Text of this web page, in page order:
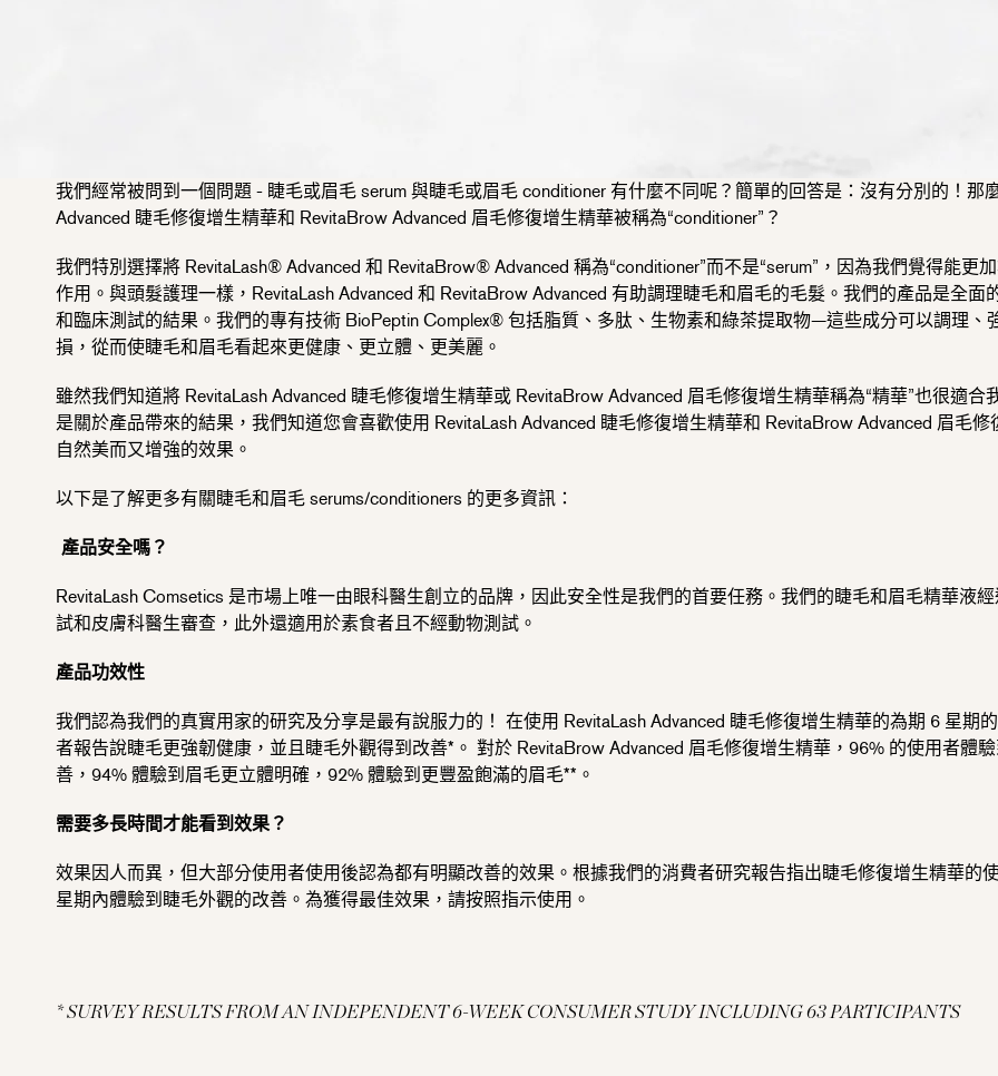
我們經常被問到一個問題 - 睫毛或眉毛 serum 與睫毛或眉毛 conditioner 有什麼不同呢？簡單的回答是：沒有分別的！那
Advanced 睫毛修復增生精華和 RevitaBrow Advanced 眉毛修復增生精華被稱為“conditioner”？
我們特別選擇將 RevitaLash® Advanced 和 RevitaBrow® Advanced 稱為“conditioner”而不是“serum”，因為我們覺得能更
作用。與頭髮護理一樣，RevitaLash Advanced 和 RevitaBrow Advanced 有助調理睫毛和眉毛的毛髮。我們的產品是全面
和臨床測試的結果。我們的專有技術 BioPeptin Complex® 包括脂質、多肽、生物素和綠茶提取物—這些成分可以調理、
損，從而使睫毛和眉毛看起來更健康、更立體、更美麗。
雖然我們知道將 RevitaLash Advanced 睫毛修復增生精華或 RevitaBrow Advanced 眉毛修復增生精華稱為“精華”也很適合
是關於產品帶來的結果，我們知道您會喜歡使用 RevitaLash Advanced 睫毛修復增生精華和 RevitaBrow Advanced 眉毛修
自然美而又增強的效果。
以下是了解更多有關睫毛和眉毛 serums/conditioners 的更多資訊：
產品安全嗎？
RevitaLash Comsetics 是市場上唯一由眼科醫生創立的品牌，因此安全性是我們的首要任務。我們的睫毛和眉毛精華液
試和皮膚科醫生審查，此外還適用於素食者且不經動物測試。
產品功效性
我們認為我們的真實用家的研究及分享是最有說服力的！ 在使用 RevitaLash Advanced 睫毛修復增生精華的為期 6 星期
者報告說睫毛更強韌健康，並且睫毛外觀得到改善*。 對於 RevitaBrow Advanced 眉毛修復增生精華，96% 的使用者體
善，94% 體驗到眉毛更立體明確，92% 體驗到更豐盈飽滿的眉毛**。
需要多長時間才能看到效果？
效果因人而異，但大部分使用者使用後認為都有明顯改善的效果。根據我們的消費者研究報告指出睫毛修復增生精華的
星期內體驗到睫毛外觀的改善。為獲得最佳效果，請按照指示使用。
* SURVEY RESULTS FROM AN INDEPENDENT 6-WEEK CONSUMER STUDY INCLUDING 63 PARTICIPANTS